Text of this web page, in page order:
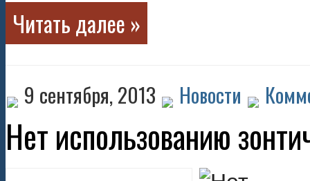
Читать далее »
9 сентября, 2013 Новости
Нет использованию